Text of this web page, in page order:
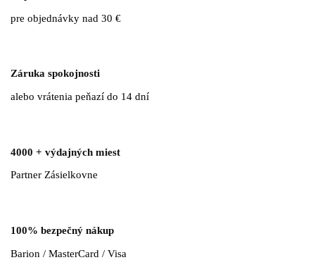
pre objednávky nad 30 €
Záruka spokojnosti
alebo vrátenia peňazí do 14 dní
4000 + výdajných miest
Partner Zásielkovne
100% bezpečný nákup
Barion / MasterCard / Visa